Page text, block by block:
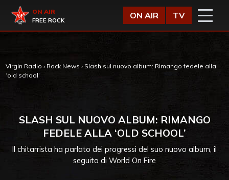
Virgin Radio
ON AIR
FREE ROCK
ON AIR TV
Virgin Radio › Rock News › Slash sul nuovo album: Rimango fedele alla
‘old school’
SLASH SUL NUOVO ALBUM: RIMANGO
FEDELE ALLA ‘OLD SCHOOL’
Il chitarrista ha parlato dei progressi del suo nuovo album, il
seguito di World On Fire